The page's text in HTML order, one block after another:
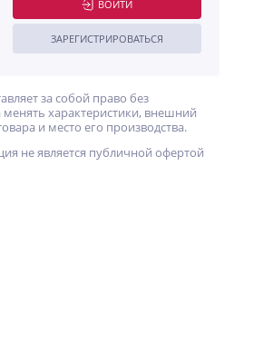
ВОЙТИ
ЗАРЕГИСТРИРОВАТЬСЯ
за собой право без
характеристики, внешний
и место его производства.
не является публичной офертой